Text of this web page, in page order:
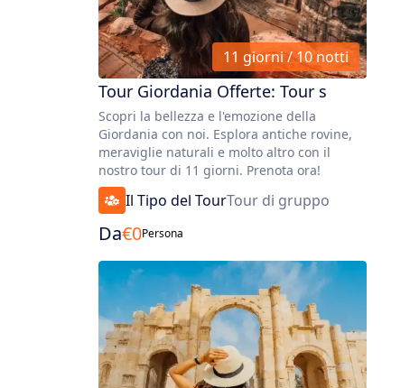
11 giorni / 10 notti
Tour Giordania Offerte: Tour s
Scopri la bellezza e l'emozione della
Giordania con noi. Esplora antiche rovine,
meraviglie naturali e molto altro con il
nostro tour di 11 giorni. Prenota ora!
Il Tipo del TourTour di gruppo
Da€0Persona